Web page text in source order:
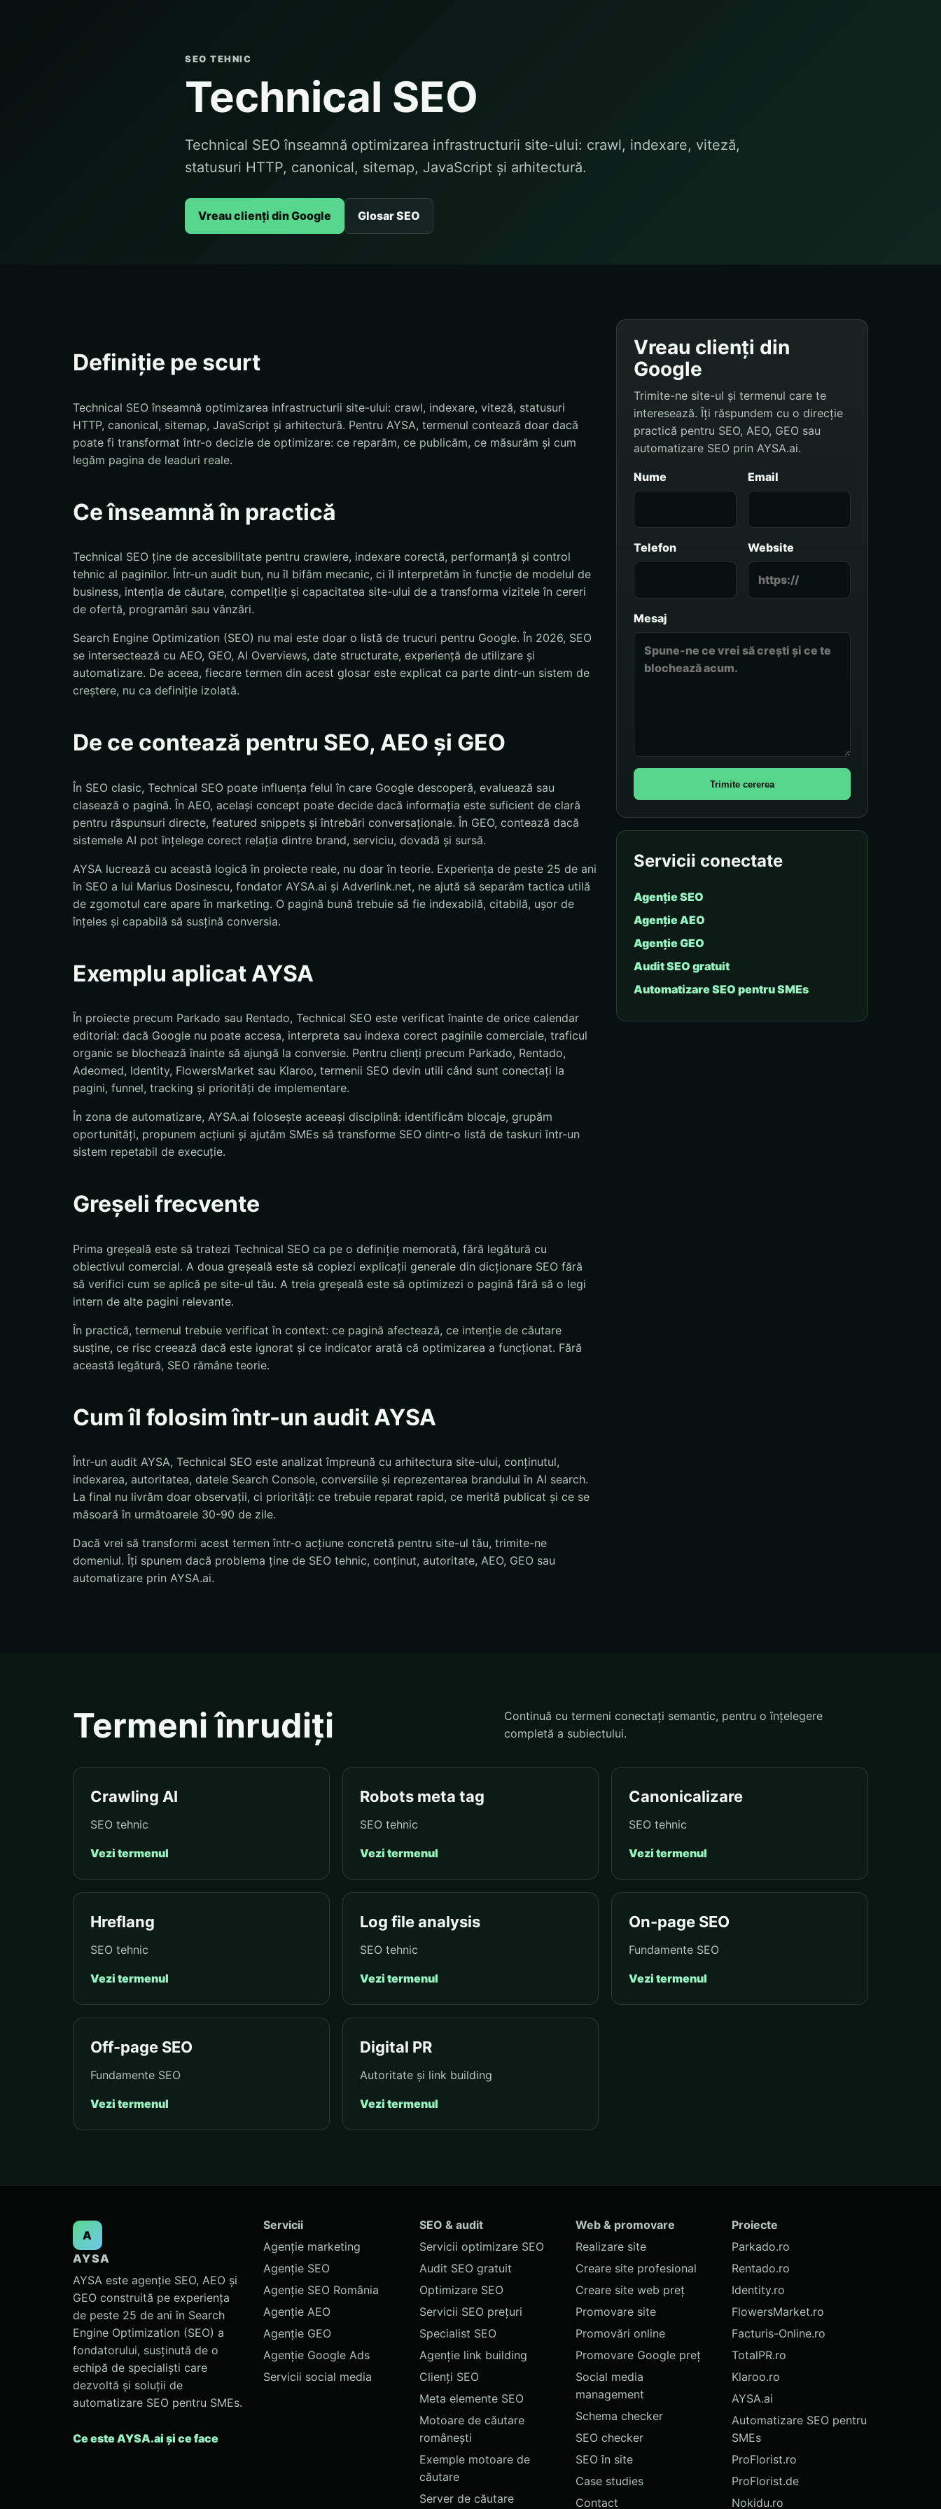
SEO TEHNIC
Technical SEO
Technical SEO înseamnă optimizarea infrastructurii site-ului: crawl, indexare, viteză,
statusuri HTTP, canonical, sitemap, JavaScript și arhitectură.
Vreau clienți din Google Glosar SEO
Definiție pe scurt
Technical SEO înseamnă optimizarea infrastructurii site-ului: crawl, indexare, viteză, statusuri
HTTP, canonical, sitemap, JavaScript și arhitectură. Pentru AYSA, termenul contează doar dacă
poate fi transformat într-o decizie de optimizare: ce reparăm, ce publicăm, ce măsurăm și cum
legăm pagina de leaduri reale.
Ce înseamnă în practică
Technical SEO ține de accesibilitate pentru crawlere, indexare corectă, performanță și control
tehnic al paginilor. Într-un audit bun, nu îl bifăm mecanic, ci îl interpretăm în funcție de modelul de
business, intenția de căutare, competiție și capacitatea site-ului de a transforma vizitele în cereri
de ofertă, programări sau vânzări.
Search Engine Optimization (SEO) nu mai este doar o listă de trucuri pentru Google. În 2026, SEO
se intersectează cu AEO, GEO, AI Overviews, date structurate, experiență de utilizare și
automatizare. De aceea, fiecare termen din acest glosar este explicat ca parte dintr-un sistem de
creștere, nu ca definiție izolată.
De ce contează pentru SEO, AEO și GEO
În SEO clasic, Technical SEO poate influența felul în care Google descoperă, evaluează sau
clasează o pagină. În AEO, același concept poate decide dacă informația este suficient de clară
pentru răspunsuri directe, featured snippets și întrebări conversaționale. În GEO, contează dacă
sistemele AI pot înțelege corect relația dintre brand, serviciu, dovadă și sursă.
AYSA lucrează cu această logică în proiecte reale, nu doar în teorie. Experiența de peste 25 de ani
în SEO a lui Marius Dosinescu, fondator AYSA.ai și Adverlink.net, ne ajută să separăm tactica utilă
de zgomotul care apare în marketing. O pagină bună trebuie să fie indexabilă, citabilă, ușor de
înțeles și capabilă să susțină conversia.
Exemplu aplicat AYSA
În proiecte precum Parkado sau Rentado, Technical SEO este verificat înainte de orice calendar
editorial: dacă Google nu poate accesa, interpreta sau indexa corect paginile comerciale, traficul
organic se blochează înainte să ajungă la conversie. Pentru clienți precum Parkado, Rentado,
Adeomed, Identity, FlowersMarket sau Klaroo, termenii SEO devin utili când sunt conectați la
pagini, funnel, tracking și priorități de implementare.
În zona de automatizare, AYSA.ai folosește aceeași disciplină: identificăm blocaje, grupăm
oportunități, propunem acțiuni și ajutăm SMEs să transforme SEO dintr-o listă de taskuri într-un
sistem repetabil de execuție.
Greșeli frecvente
Prima greșeală este să tratezi Technical SEO ca pe o definiție memorată, fără legătură cu
obiectivul comercial. A doua greșeală este să copiezi explicații generale din dicționare SEO fără
să verifici cum se aplică pe site-ul tău. A treia greșeală este să optimizezi o pagină fără să o legi
intern de alte pagini relevante.
În practică, termenul trebuie verificat în context: ce pagină afectează, ce intenție de căutare
susține, ce risc creează dacă este ignorat și ce indicator arată că optimizarea a funcționat. Fără
această legătură, SEO rămâne teorie.
Cum îl folosim într-un audit AYSA
Într-un audit AYSA, Technical SEO este analizat împreună cu arhitectura site-ului, conținutul,
indexarea, autoritatea, datele Search Console, conversiile și reprezentarea brandului în AI search.
La final nu livrăm doar observații, ci priorități: ce trebuie reparat rapid, ce merită publicat și ce se
măsoară în următoarele 30-90 de zile.
Dacă vrei să transformi acest termen într-o acțiune concretă pentru site-ul tău, trimite-ne
domeniul. Îți spunem dacă problema ține de SEO tehnic, conținut, autoritate, AEO, GEO sau
automatizare prin AYSA.ai.
Vreau clienți din
Google
Trimite-ne site-ul și termenul care te
interesează. Îți răspundem cu o direcție
practică pentru SEO, AEO, GEO sau
automatizare SEO prin AYSA.ai.
Nume Email
Telefon Website
Mesaj
Trimite cererea
Servicii conectate
Agenție SEO
Agenție AEO
Agenție GEO
Audit SEO gratuit
Automatizare SEO pentru SMEs
Termeni înrudiți
Continuă cu termeni conectați semantic, pentru o înțelegere
completă a subiectului.
Crawling AI
SEO tehnic
Vezi termenul
Robots meta tag
SEO tehnic
Vezi termenul
Canonicalizare
SEO tehnic
Vezi termenul
Hreflang
SEO tehnic
Vezi termenul
Log file analysis
SEO tehnic
Vezi termenul
On-page SEO
Fundamente SEO
Vezi termenul
Off-page SEO
Fundamente SEO
Vezi termenul
Digital PR
Autoritate și link building
Vezi termenul
A
AYSA
AYSA este agenție SEO, AEO și
GEO construită pe experiența
de peste 25 de ani în Search
Engine Optimization (SEO) a
fondatorului, susținută de o
echipă de specialiști care
dezvoltă și soluții de
automatizare SEO pentru SMEs.
Ce este AYSA.ai și ce face
Servicii
Agenție marketing
Agenție SEO
Agenție SEO România
Agenție AEO
Agenție GEO
Agenție Google Ads
Servicii social media
SEO & audit
Servicii optimizare SEO
Audit SEO gratuit
Optimizare SEO
Servicii SEO prețuri
Specialist SEO
Agenție link building
Clienți SEO
Meta elemente SEO
Motoare de căutare
românești
Exemple motoare de
căutare
Server de căutare
Web & promovare
Realizare site
Creare site profesional
Creare site web preț
Promovare site
Promovări online
Promovare Google preț
Social media
management
Schema checker
SEO checker
SEO în site
Case studies
Contact
Proiecte
Parkado.ro
Rentado.ro
Identity.ro
FlowersMarket.ro
Facturis-Online.ro
TotalPR.ro
Klaroo.ro
AYSA.ai
Automatizare SEO pentru
SMEs
ProFlorist.ro
ProFlorist.de
Nokidu.ro